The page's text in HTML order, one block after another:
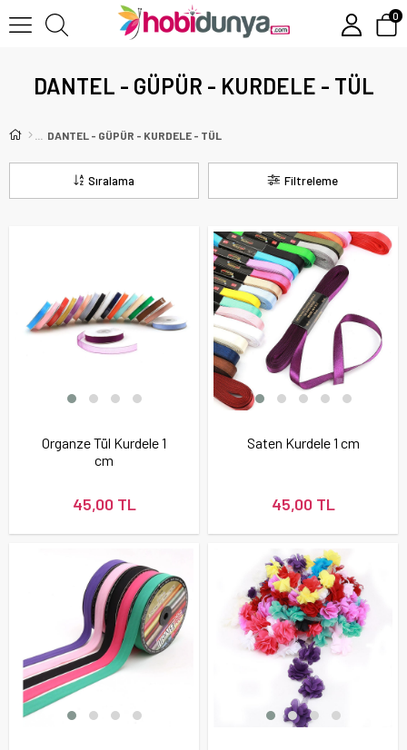
0
DANTEL - GÜPÜR - KURDELE - TÜL
DANTEL - GÜPÜR - KURDELE - TÜL
Filtreleme
Sıralama
Organze Tül Kurdele 1
cm
45,00 TL
Saten Kurdele 1 cm
45,00 TL